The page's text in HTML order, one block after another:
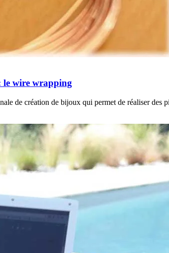
le wire wrapping
de création de bijoux qui permet de réaliser des